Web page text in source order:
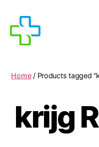
KOOP
Home/ Products tagged
krijg